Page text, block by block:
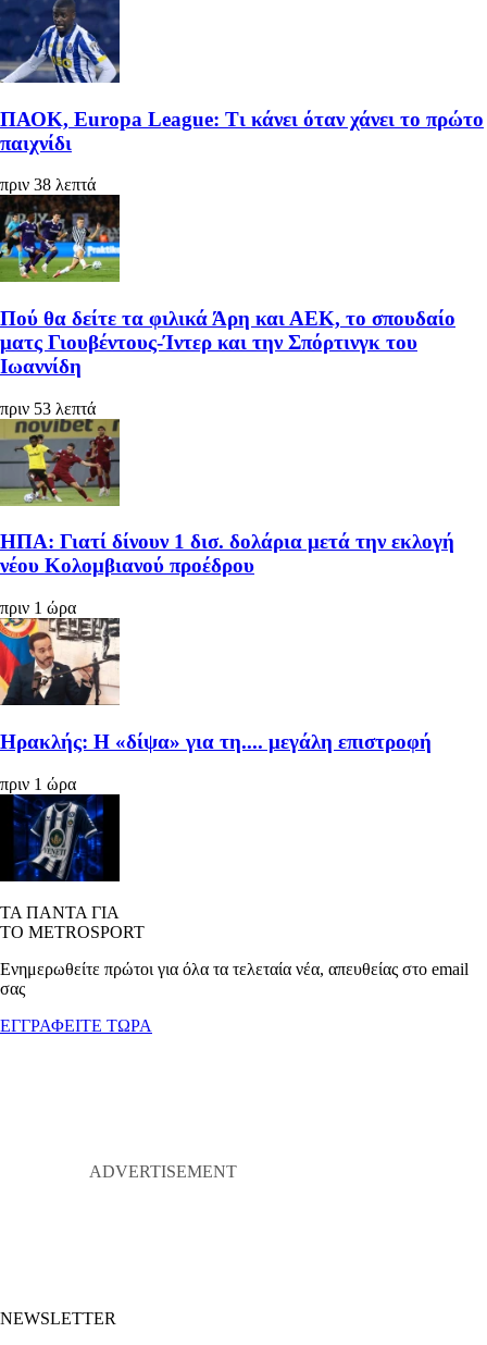
ΠΑΟΚ, Europa League: Τι κάνει όταν χάνει το πρώτο
παιχνίδι
πριν 38 λεπτά
Πού θα δείτε τα φιλικά Άρη και ΑΕΚ, το σπουδαίο
ματς Γιουβέντους-Ίντερ και την Σπόρτινγκ του
Ιωαννίδη
πριν 53 λεπτά
ΗΠΑ: Γιατί δίνουν 1 δισ. δολάρια μετά την εκλογή
νέου Κολομβιανού προέδρου
πριν 1 ώρα
Ηρακλής: Η «δίψα» για τη.... μεγάλη επιστροφή
πριν 1 ώρα
ΤΑ ΠΑΝΤΑ ΓΙΑ
ΤΟ METROSPORT
Ενημερωθείτε πρώτοι για όλα τα τελεταία νέα, απευθείας στο email
σας
ΕΓΓΡΑΦΕΙΤΕ ΤΩΡΑ
NEWSLETTER